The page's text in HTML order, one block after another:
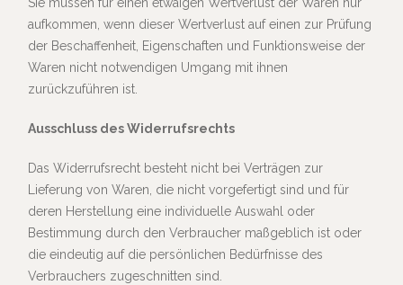
aufkommen, wenn dieser Wertverlust auf einen zur Prüfung
der Beschaffenheit, Eigenschaften und Funktionsweise der
Waren nicht notwendigen Umgang mit ihnen
zurückzuführen ist.
Ausschluss des Widerrufsrechts
Das Widerrufsrecht besteht nicht bei Verträgen zur
Lieferung von Waren, die nicht vorgefertigt sind und für
deren Herstellung eine individuelle Auswahl oder
Bestimmung durch den Verbraucher maßgeblich ist oder
die eindeutig auf die persönlichen Bedürfnisse des
Verbrauchers zugeschnitten sind.